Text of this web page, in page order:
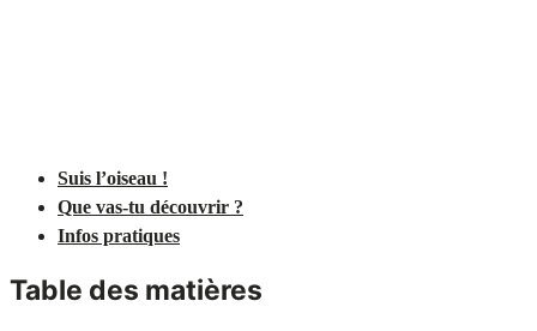
Suis l’oiseau !
Que vas-tu découvrir ?
Infos pratiques
Table des matières